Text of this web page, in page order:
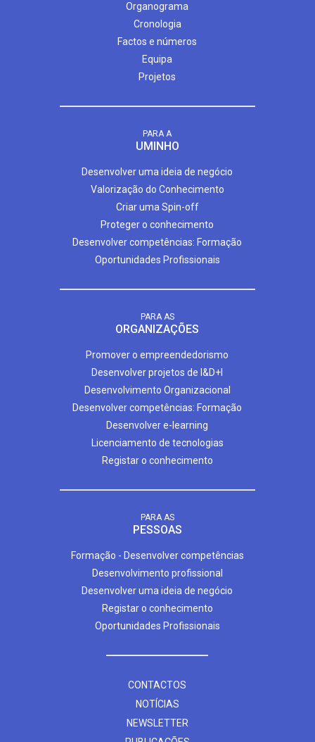
Organograma
Cronologia
Factos e números
Equipa
Projetos
PARA A
UMINHO
Desenvolver uma ideia de negócio
Valorização do Conhecimento
Criar uma Spin-off
Proteger o conhecimento
Desenvolver competências: Formação
Oportunidades Profissionais
PARA AS
ORGANIZAÇÕES
Promover o empreendedorismo
Desenvolver projetos de I&D+I
Desenvolvimento Organizacional
Desenvolver competências: Formação
Desenvolver e-learning
Licenciamento de tecnologias
Registar o conhecimento
PARA AS
PESSOAS
Formação - Desenvolver competências
Desenvolvimento profissional
Desenvolver uma ideia de negócio
Registar o conhecimento
Oportunidades Profissionais
CONTACTOS
NOTÍCIAS
NEWSLETTER